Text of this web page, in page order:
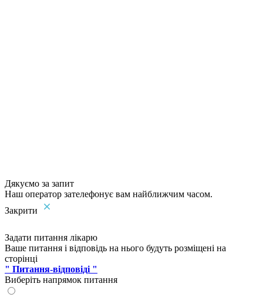
Дякуємо за запит
Наш оператор зателефонує вам найближчим часом.
Закрити
Задати питання лікарю
Ваше питання і відповідь на нього будуть розміщені на
сторінці
" Питання-відповіді "
Виберіть напрямок питання